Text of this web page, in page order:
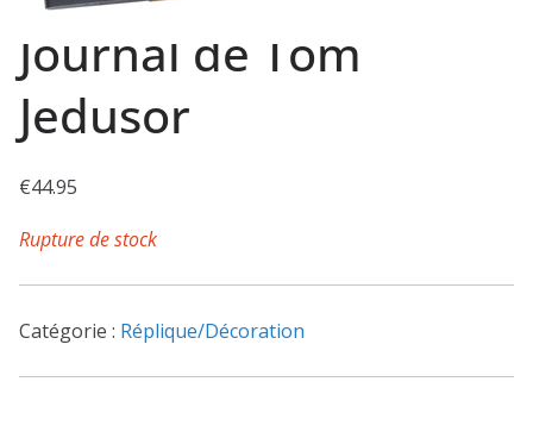
Journal de Tom
Jedusor
€44.95
Rupture de stock
Catégorie : Réplique/Décoration